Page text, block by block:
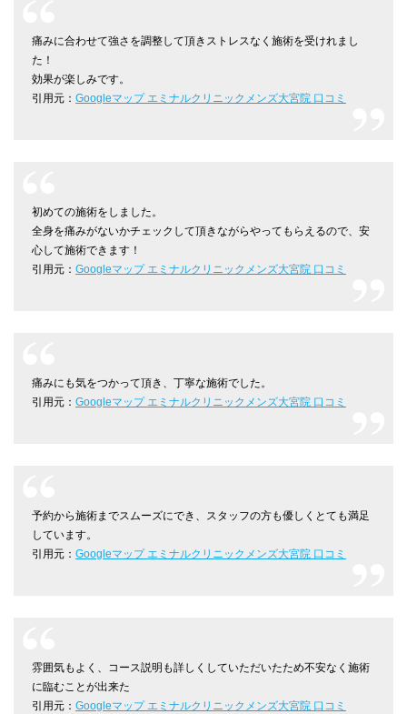
痛みに合わせて強さを調整して頂きストレスなく施術を受けれまし
た！
効果が楽しみです。
引用元： Googleマップ エミナルクリニックメンズ大宮院 口コミ
初めての施術をしました。
全身を痛みがないかチェックして頂きながらやってもらえるので、安
心して施術できます！
引用元： Googleマップ エミナルクリニックメンズ大宮院 口コミ
痛みにも気をつかって頂き、丁寧な施術でした。
引用元： Googleマップ エミナルクリニックメンズ大宮院 口コミ
予約から施術までスムーズにでき、スタッフの方も優しくとても満足
しています。
引用元： Googleマップ エミナルクリニックメンズ大宮院 口コミ
雰囲気もよく、コース説明も詳しくしていただいたため不安なく施術
に臨むことが出来た
引用元： Googleマップ エミナルクリニックメンズ大宮院 口コミ